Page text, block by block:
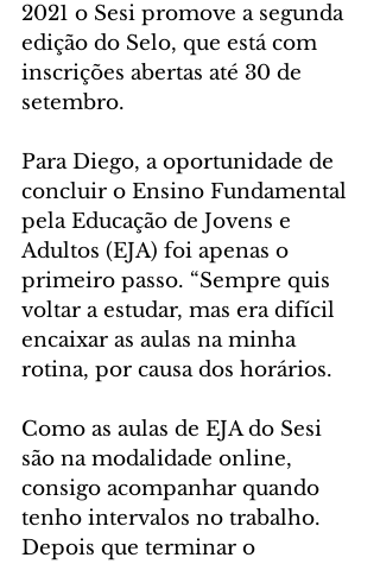
2021 o Sesi promove a segunda
edição do Selo, que está com
inscrições abertas até 30 de
setembro.
Para Diego, a oportunidade de
concluir o Ensino Fundamental
pela Educação de Jovens e
Adultos (EJA) foi apenas o
primeiro passo. “Sempre quis
voltar a estudar, mas era difícil
encaixar as aulas na minha
rotina, por causa dos horários.
Como as aulas de EJA do Sesi
são na modalidade online,
consigo acompanhar quando
tenho intervalos no trabalho.
Depois que terminar o